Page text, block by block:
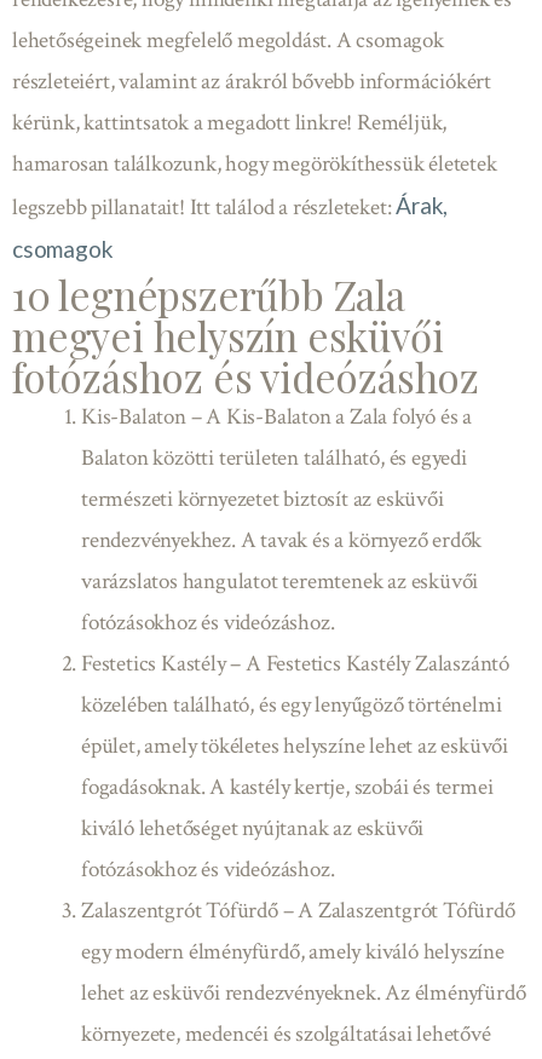
lehetőségeinek megfelelő megoldást. A csomagok
részleteiért, valamint az árakról bővebb információkért
kérünk, kattintsatok a megadott linkre! Reméljük,
hamarosan találkozunk, hogy megörökíthessük életetek
legszebb pillanatait! Itt találod a részleteket:Árak,
csomagok
10 legnépszerűbb Zala
megyei helyszín esküvői
fotózáshoz és videózáshoz
Kis-Balaton – A Kis-Balaton a Zala folyó és a
Balaton közötti területen található, és egyedi
természeti környezetet biztosít az esküvői
rendezvényekhez. A tavak és a környező erdők
varázslatos hangulatot teremtenek az esküvői
fotózásokhoz és videózáshoz.
Festetics Kastély – A Festetics Kastély Zalaszántó
közelében található, és egy lenyűgöző történelmi
épület, amely tökéletes helyszíne lehet az esküvői
fogadásoknak. A kastély kertje, szobái és termei
kiváló lehetőséget nyújtanak az esküvői
fotózásokhoz és videózáshoz.
Zalaszentgrót Tófürdő – A Zalaszentgrót Tófürdő
egy modern élményfürdő, amely kiváló helyszíne
lehet az esküvői rendezvényeknek. Az élményfürdő
környezete, medencéi és szolgáltatásai lehetővé